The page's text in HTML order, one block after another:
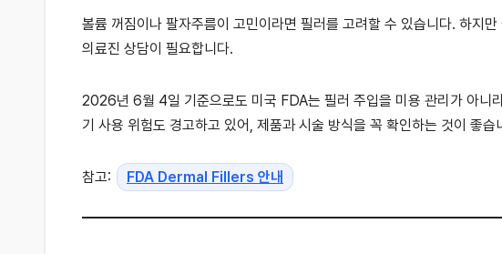
볼륨 꺼짐이나 팔자주름이 고민이라면 필러를 고려할 수 있습니다. 하지
의료진 상담이 필요합니다.
2026년 6월 4일 기준으로도 미국 FDA는 필러 주입을 미용 관리가 아니
기 사용 위험도 경고하고 있어, 제품과 시술 방식을 꼭 확인하는 것이 좋습
참고: FDA Dermal Fillers 안내